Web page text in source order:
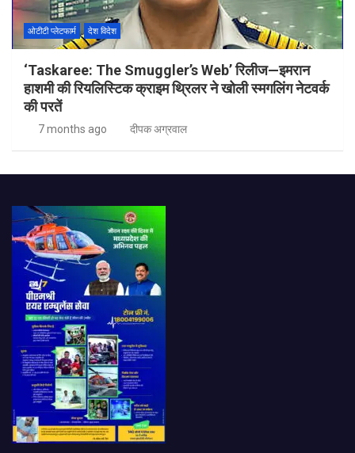
ओटीटी प्लेटफार्म देश विदेश
‘Taskaree: The Smuggler’s Web’ रिलीज—इमरान
हाशमी की रियलिस्टिक क्राइम थ्रिलर ने खोली स्मगलिंग नेटवर्क
की परतें
7 months ago दीपक अग्रवाल